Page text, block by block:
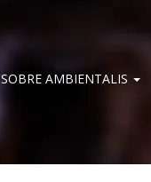
SOBRE AMBIENTALIS